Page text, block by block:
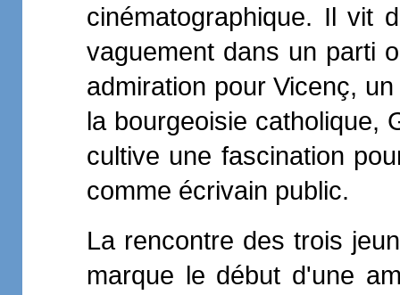
cinématographique. Il vit
vaguement dans un parti
admiration pour Vicenç,
la bourgeoisie catholique,
cultive une fascination
comme écrivain public.
La rencontre des trois
marque le début d'une